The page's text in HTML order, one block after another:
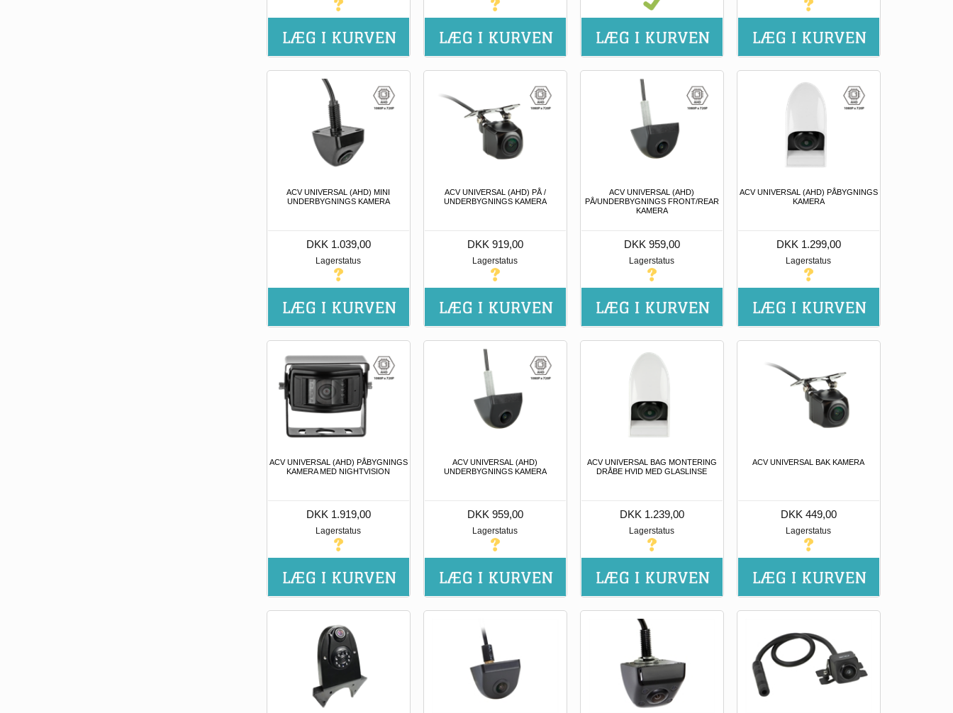
ACV UNIVERSAL (AHD) MINI
UNDERBYGNINGS KAMERA
DKK 1.039,00
Lagerstatus
ACV UNIVERSAL (AHD) PÅ /
UNDERBYGNINGS KAMERA
DKK 919,00
Lagerstatus
ACV UNIVERSAL (AHD)
PÅ/UNDERBYGNINGS FRONT/REAR
KAMERA
DKK 959,00
Lagerstatus
ACV UNIVERSAL (AHD) PÅBYGNINGS
KAMERA
DKK 1.299,00
Lagerstatus
ACV UNIVERSAL (AHD) PÅBYGNINGS
KAMERA MED NIGHTVISION
DKK 1.919,00
Lagerstatus
ACV UNIVERSAL (AHD)
UNDERBYGNINGS KAMERA
DKK 959,00
Lagerstatus
ACV UNIVERSAL BAG MONTERING
DRÅBE HVID MED GLASLINSE
DKK 1.239,00
Lagerstatus
ACV UNIVERSAL BAK KAMERA
DKK 449,00
Lagerstatus